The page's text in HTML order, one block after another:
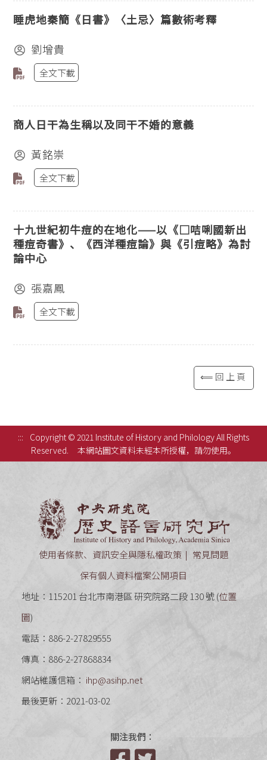
睡虎地秦簡《日書》〈土忌〉篇數術考釋
劉增貴
全文下載
商人日干為生稱以及同干不婚的意義
黃銘崇
全文下載
十九世紀初牛痘的在地化——以《□咭唎國新出
種痘奇書》、《西洋種痘論》與《引痘略》為討
論中心
張嘉鳳
全文下載
⟸回上頁
:::
Copyright © 2021 Institute of History and Philology All Rights
Reserved.
本網站圖文資料未經本所授權，請勿使用。
使用者條款、資訊安全與隱私權政策
常見問題
保有個人資料檔案公開項目
地址：115201 台北市南港區 研究院路二段 130 號 (位置
圖)
電話：886-2-27829555
傳真：886-2-27868834
網站維護信箱： ihp@asihp.net
最後更新：2021-03-02
關注我們：